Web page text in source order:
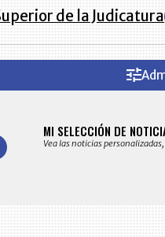
de la Judicatura
MI SELECCIÓN DE
Vea las noticias